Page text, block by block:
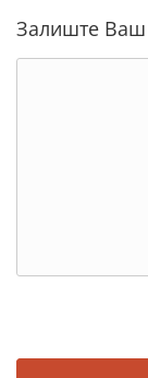
Залиште Ваш